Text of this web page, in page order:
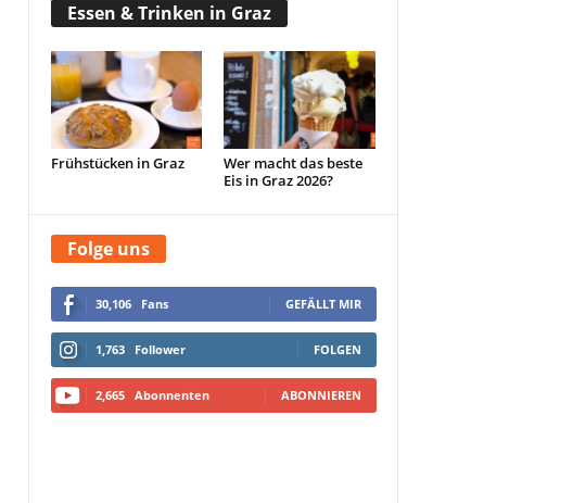
Essen & Trinken in Graz
Frühstücken in Graz
Wer macht das beste
Eis in Graz 2026?
Folge uns
30,106 Fans GEFÄLLT MIR
1,763 Follower FOLGEN
2,665 Abonnenten ABONNIEREN